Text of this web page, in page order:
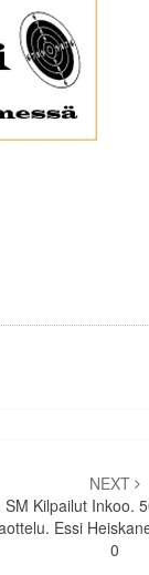
NEXT
Kilpailut Inkoo.
Essi
0